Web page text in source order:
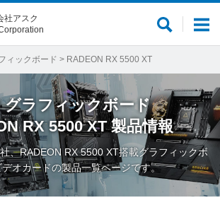
メ
ー
サ
内
検
索
社アスク
ィックボード > RADEON RX 5500 XT
グラフィックボード
RX 5500 XT 製品情報
、RADEON RX 5500 XT搭載グラフィックボ
オカードの製品一覧ページです。